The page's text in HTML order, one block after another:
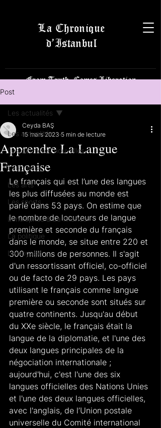
La Chronique
d’Istanbul
From Truth, Comes Liberation
Post
Les actualités
Les dernières nouvelles
La science
Les arts
Les sports
L’entreprise & La finance
La politique
Le voyage
Les actualités
Apprendre La Langue
Française
Ceyda BAŞ
15 mars 2023 5 min de lecture
Le français qui est l’une des langues
les plus diffusées au monde est
parlé dans 53 pays. On estime que
le nombre de locuteurs de langue
première et seconde du français
dans le monde, se situe entre 220 et
300 millions de personnes. Il s'agit
d'un ressortissant officiel, co-officiel
ou de facto de 29 pays. Les pays
utilisant le français comme langue
première ou seconde sont situés sur
quatre continents. Jusqu'au début
du XXe siècle, le français était la
langue de la diplomatie, et l'une des
deux langues principales de la
négociation internationale ;
aujourd'hui, c'est l'une des six
langues officielles des Nations Unies
et l'une des deux langues officielles,
avec l'anglais, de l’Union postale
universelle du Comité international